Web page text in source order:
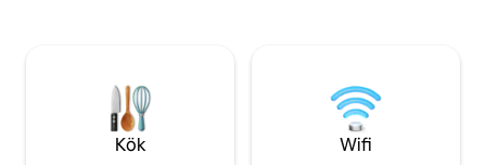
vardagsrum, kök, badrum och
tvättstuga, wifi för streaming och 40-
tums Roku – det är en pärla! Om bokat
se Old Mill House- samma men
mysigt bredvid
njuter av en film i
arbetsyta och
internet på plats.
Kök Wifi